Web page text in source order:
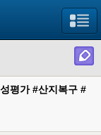
평가 #산지복구 #